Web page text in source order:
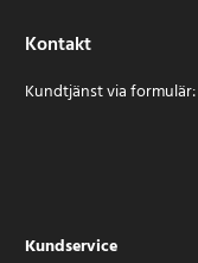
Kontakt
Kundtjänst via formulär:
Kundservice